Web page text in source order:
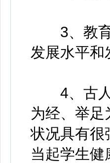
3、教育
发展水平和
4、古人
为经、举足
状况具有很
当起学生健